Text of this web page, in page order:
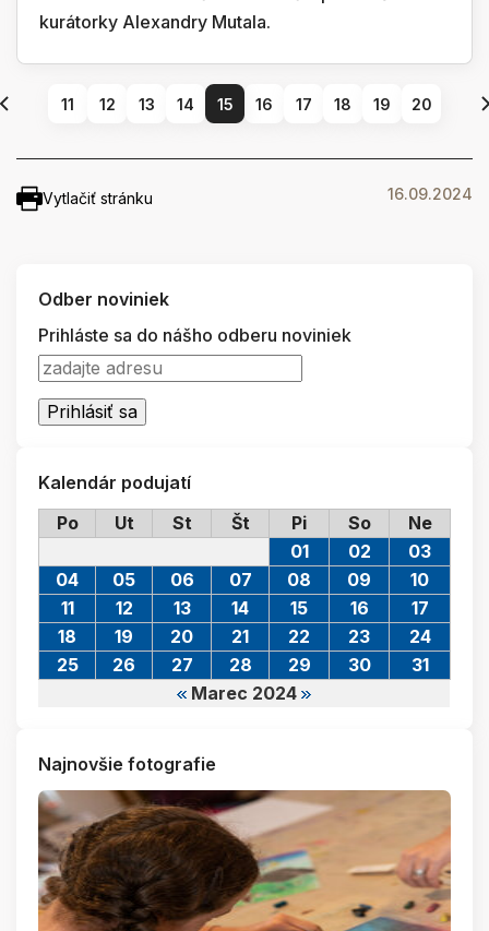
kurátorky Alexandry Mutala.
11 12 13 14 15 16 17 18 19 20
Vytlačiť stránku 16.09.2024
Odber noviniek
Prihláste sa do nášho odberu noviniek
Kalendár podujatí
Po
Ut St Št Pi So Ne
Marec 2024
01 02
03
04
05 06 07 08 09
10
11
12 13 14 15 16
17
18
19 20 21 22 23
24
25
26 27 28 29 30 31
Najnovšie fotografie